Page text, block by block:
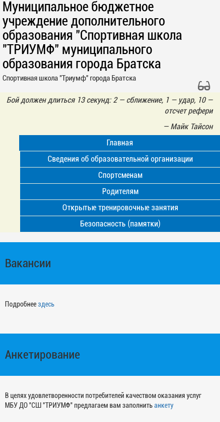
Муниципальное бюджетное
учреждение дополнительного
образования "Спортивная школа
"ТРИУМФ" муниципального
образования города Братска
Спортивная школа "Триумф" города Братска
Бой должен длиться 13 секунд: 2 — сближение, 1 — удар, 10 —
отсчет рефери
— Майк Тайсон
Главная
Сведения об образовательной организации
Спортсменам
Родителям
Открытые тренировочные занятия
Безопасность (памятки)
Вакансии
Подробнеездесь
Анкетирование
В целях удовлетворенности потребителей качеством оказания услуг
МБУ ДО "СШ "ТРИУМФ" предлагаем вам заполнитьанкету